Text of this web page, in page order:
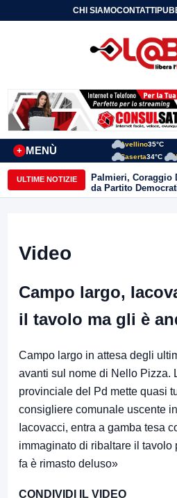
CHI SIAMOCONTATTI
MENÙ
+
Avellino35°C
Caserta34°C
ULTIME NOTIZIE
Palmieri, Coraggio
da Partito
Distrutto ma
Video
Campo largo,
il tavolo ma gli è
Campo largo in attesa degli
avanti sul nome di Nello Pizza.
provinciale del Pd mette quasi
consigliere comunale uscente
Iacovacci, entra a gamba tesa
immaginato di ribaltare il tavolo
fa è rimasto deluso»
CONDIVIDI IL VIDEO